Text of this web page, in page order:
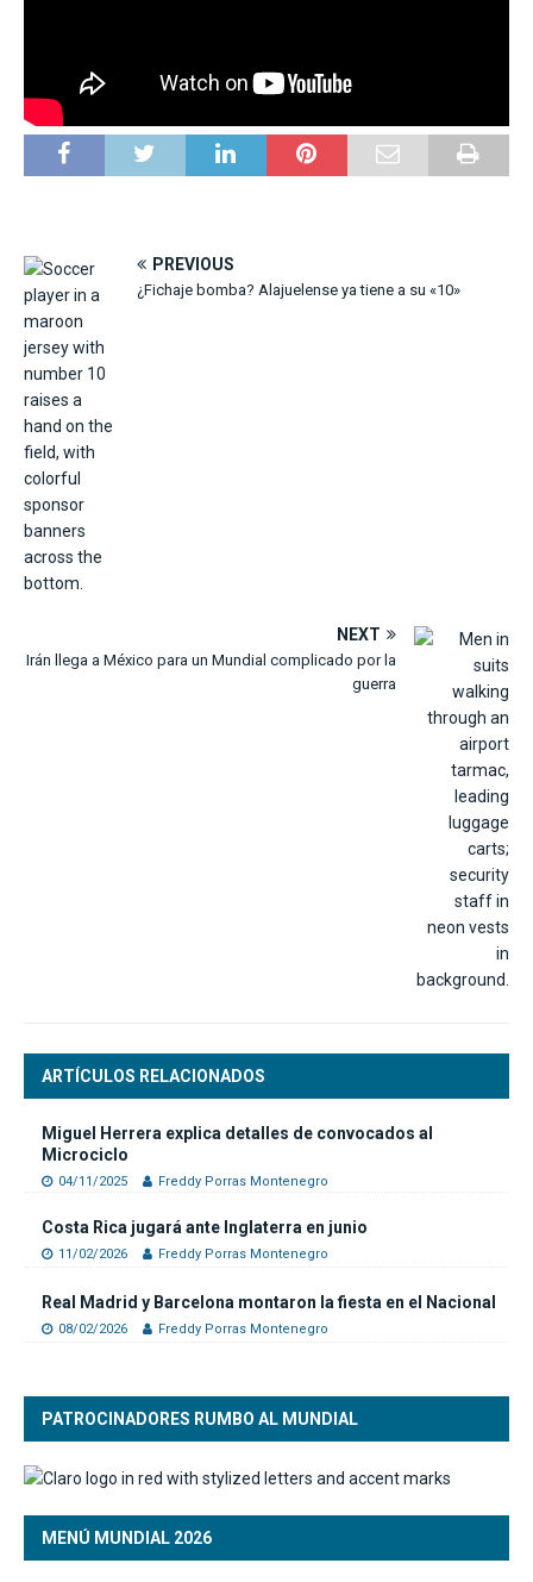
PREVIOUS
¿Fichaje bomba? Alajuelense ya tiene a su «10»
NEXT
Irán llega a México para un Mundial complicado por la
guerra
ARTÍCULOS RELACIONADOS
Miguel Herrera explica detalles de convocados al
Microciclo
04/11/2025 Freddy Porras Montenegro
Costa Rica jugará ante Inglaterra en junio
11/02/2026 Freddy Porras Montenegro
Real Madrid y Barcelona montaron la fiesta en el Nacional
08/02/2026 Freddy Porras Montenegro
PATROCINADORES RUMBO AL MUNDIAL
MENÚ MUNDIAL 2026